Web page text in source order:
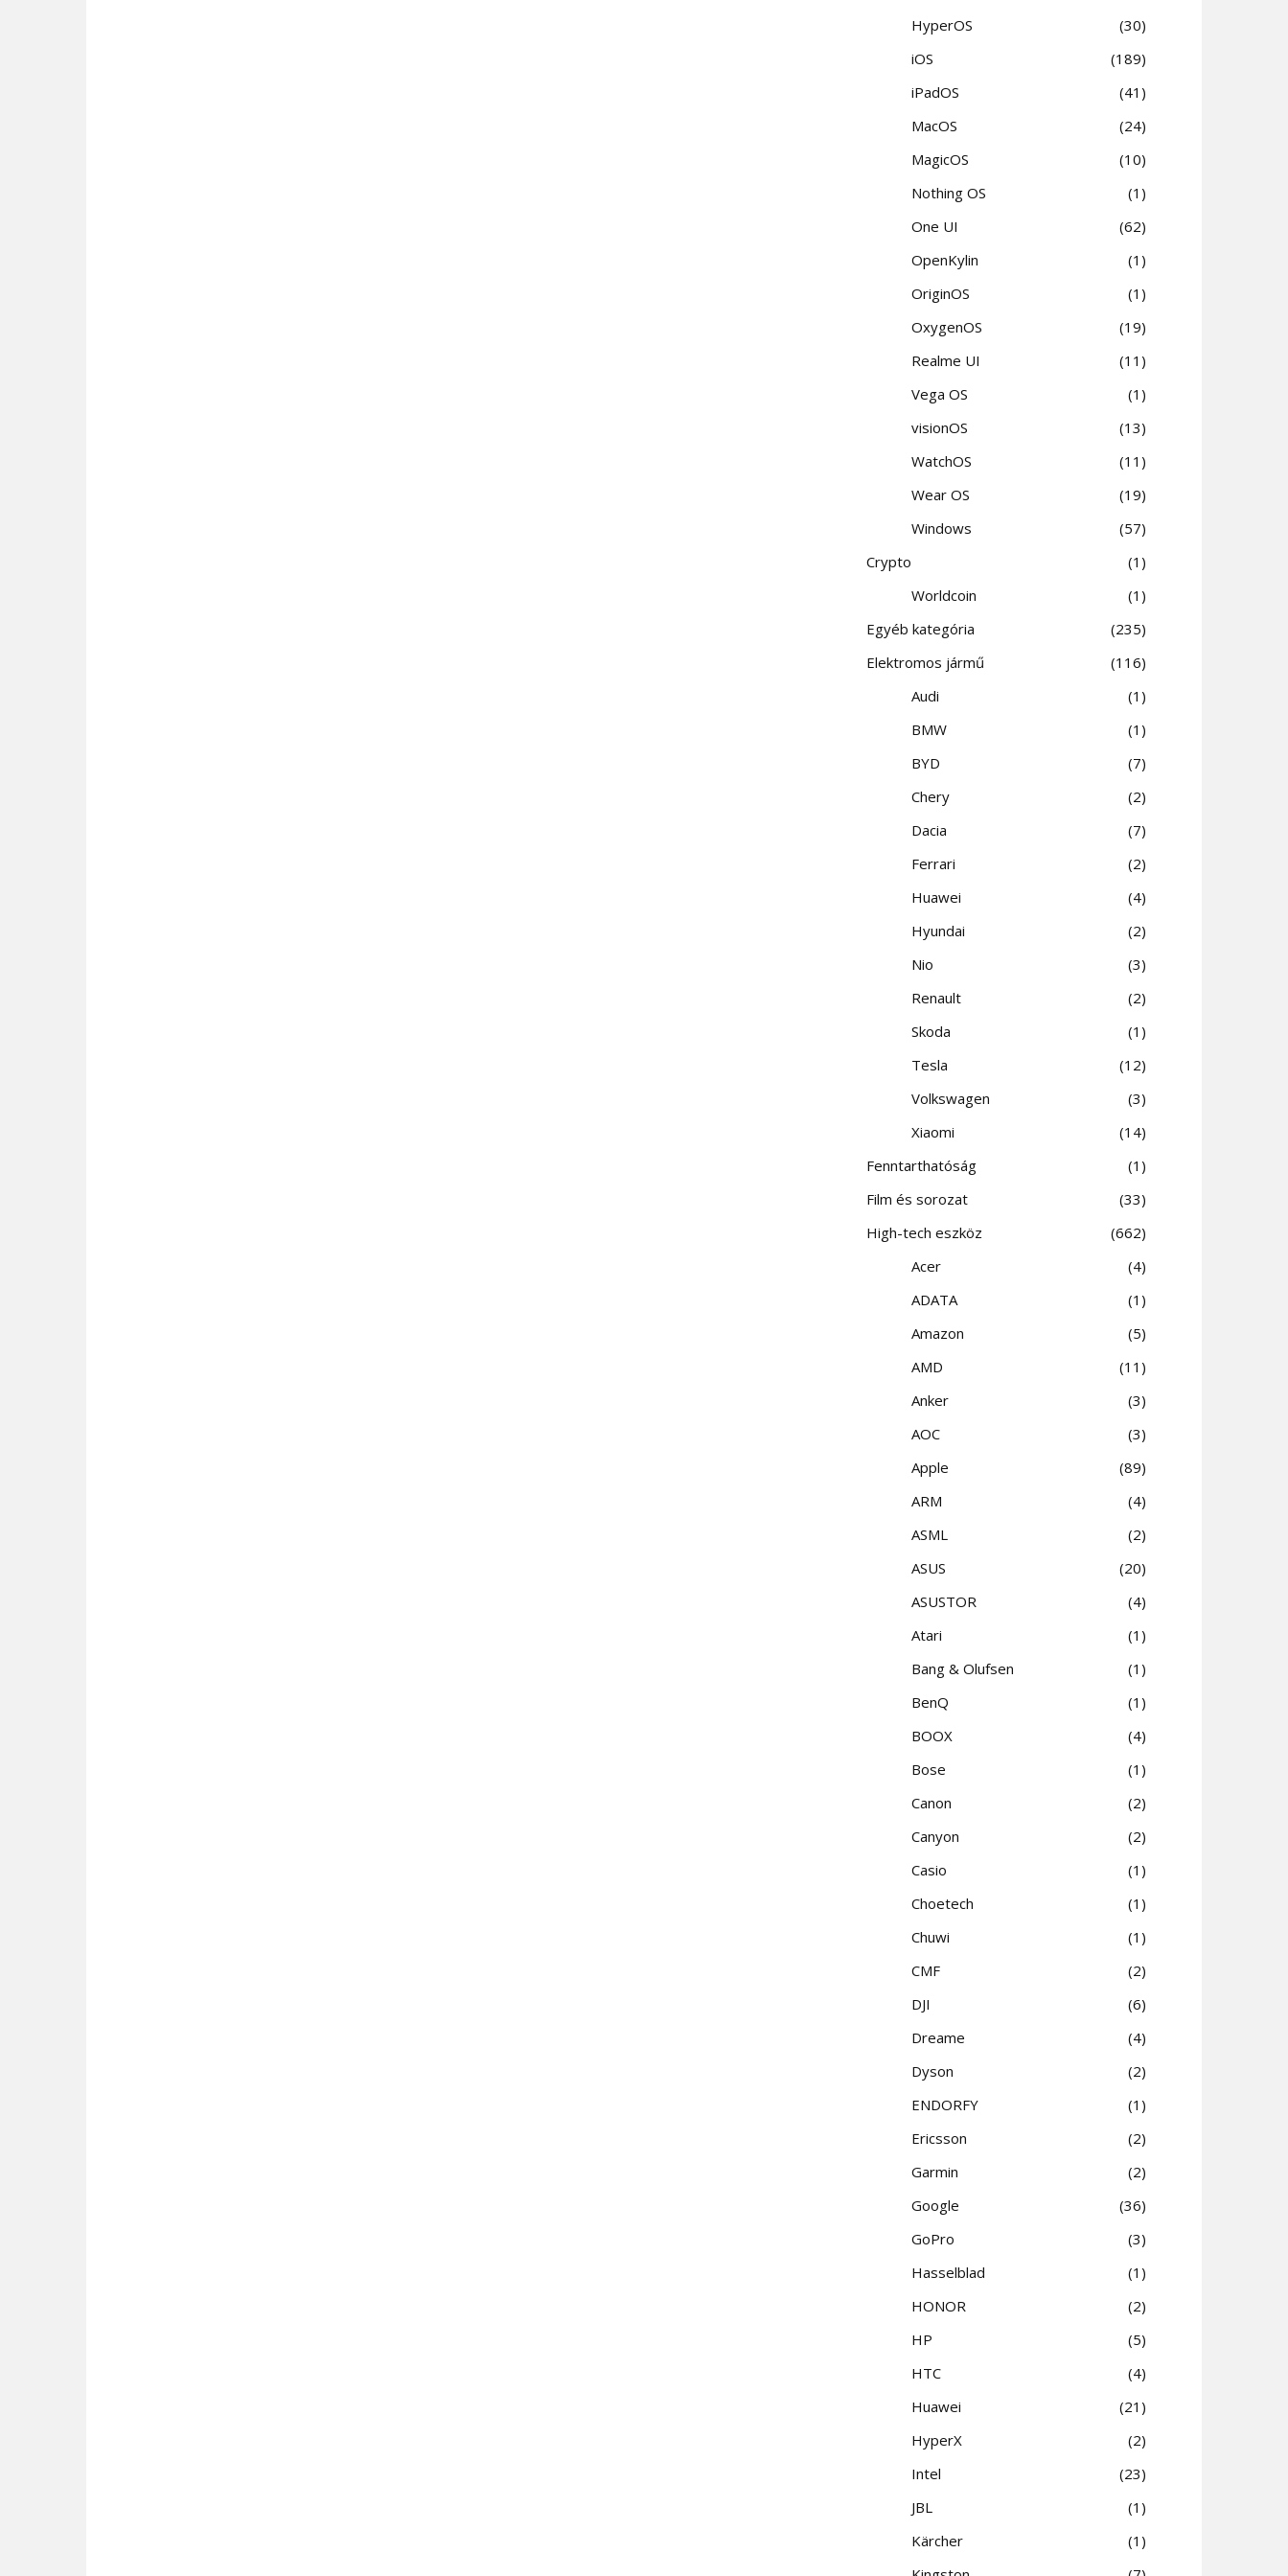
HyperOS
30
iOS
189
iPadOS
41
MacOS
24
MagicOS
10
Nothing OS
1
One UI
62
OpenKylin
1
OriginOS
1
OxygenOS
19
Realme UI
11
Vega OS
1
visionOS
13
WatchOS
11
Wear OS
19
Windows
57
Crypto
1
Worldcoin
1
Egyéb kategória
235
Elektromos jármű
116
Audi
1
BMW
1
BYD
7
Chery
2
Dacia
7
Ferrari
2
Huawei
4
Hyundai
2
Nio
3
Renault
2
Skoda
1
Tesla
12
Volkswagen
3
Xiaomi
14
Fenntarthatóság
1
Film és sorozat
33
High-tech eszköz
662
Acer
4
ADATA
1
Amazon
5
AMD
11
Anker
3
AOC
3
Apple
89
ARM
4
ASML
2
ASUS
20
ASUSTOR
4
Atari
1
Bang & Olufsen
1
BenQ
1
BOOX
4
Bose
1
Canon
2
Canyon
2
Casio
1
Choetech
1
Chuwi
1
CMF
2
DJI
6
Dreame
4
Dyson
2
ENDORFY
1
Ericsson
2
Garmin
2
Google
36
GoPro
3
Hasselblad
1
HONOR
2
HP
5
HTC
4
Huawei
21
HyperX
2
Intel
23
JBL
1
Kärcher
1